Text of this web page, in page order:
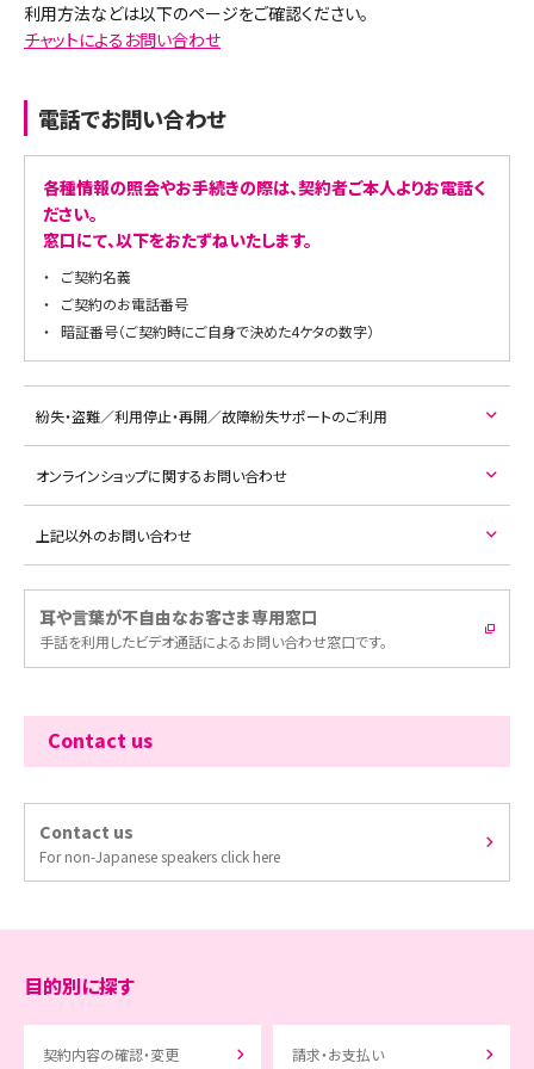
利用方法などは以下のページをご確認ください。
チャットによるお問い合わせ
電話でお問い合わせ
各種情報の照会やお手続きの際は、契約者ご本人よりお電話く
ださい。
窓口にて、以下をおたずねいたします。
ご契約名義
ご契約のお電話番号
暗証番号（ご契約時にご自身で決めた4ケタの数字）
紛失・盗難／利用停止・再開／故障紛失サポートのご利用
オンラインショップに関するお問い合わせ
上記以外のお問い合わせ
耳や言葉が不自由なお客さま専用窓口
手話を利用したビデオ通話によるお問い合わせ窓口です。
Contact us
Contact us
For non-Japanese speakers click here
目的別に探す
契約内容の確認・変更 請求・お支払い